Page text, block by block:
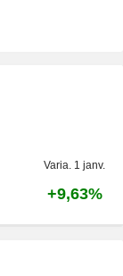
Varia. 1 janv.
+9,63%